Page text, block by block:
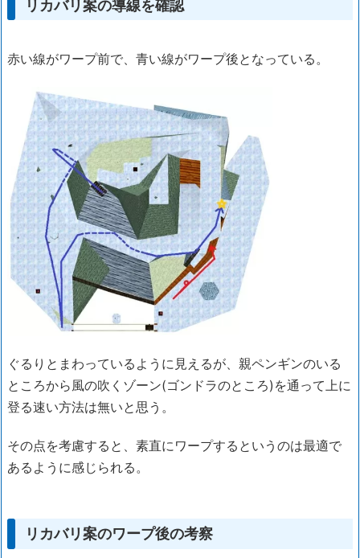
リカバリ案の導線を確認
赤い線がワープ前で、青い線がワープ後となっている。
ぐるりとまわっているように見えるが、親ペンギンのいる
ところから風の吹くゾーン(ゴンドラのところ)を通って上に
登る速い方法は無いと思う。
その点を考慮すると、素直にワープするというのは最適で
あるように感じられる。
リカバリ案のワープ後の考察